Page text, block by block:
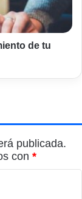
de tu
publicada.
con *